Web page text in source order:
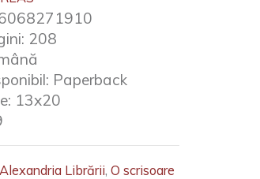
208
Paperback
13x20
Alexandria Librării, O scrisoare